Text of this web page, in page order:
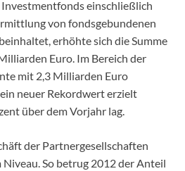
einschließlich
von fondsgebundenen
erhöhte sich die Summe
Euro. Im Bereich der
mit 2,3 Milliarden Euro
neuer Rekordwert erzielt
über dem Vorjahr lag.
der Partnergesellschaften
So betrug 2012 der Anteil